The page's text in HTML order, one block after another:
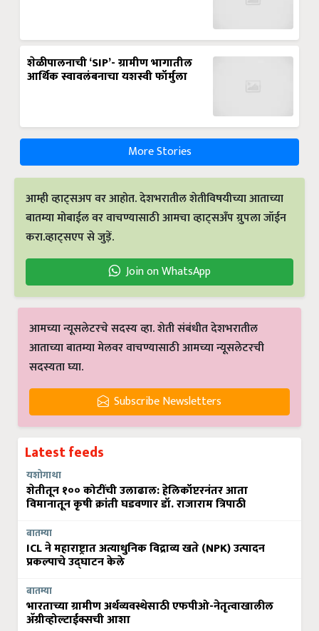
शेळीपालनाची ‘SIP’- ग्रामीण भागातील
आर्थिक स्वावलंबनाचा यशस्वी फॉर्मुला
More Stories
आम्ही व्हाट्सअप वर आहोत. देशभरातील शेतीविषयीच्या आताच्या
बातम्या मोबाईल वर वाचण्यासाठी आमचा व्हाट्सअँप ग्रुपला जॉईन
करा.व्हाट्सएप से जुड़ें.
Join on WhatsApp
आमच्या न्यूसलेटरचे सदस्य व्हा. शेती संबंधीत देशभरातील
आताच्या बातम्या मेलवर वाचण्यासाठी आमच्या न्यूसलेटरची
सदस्यता घ्या.
Subscribe Newsletters
Latest feeds
यशोगाथा
शेतीतून १०० कोटींची उलाढाल: हेलिकॉप्टरनंतर आता
विमानातून कृषी क्रांती घडवणार डॉ. राजाराम त्रिपाठी
बातम्या
ICL ने महाराष्ट्रात अत्याधुनिक विद्राव्य खते (NPK) उत्पादन
प्रकल्पाचे उद्घाटन केले
बातम्या
भारताच्या ग्रामीण अर्थव्यवस्थेसाठी एफपीओ-नेतृत्वाखालील
अ‍ॅग्रीव्होल्टाईक्सची आशा